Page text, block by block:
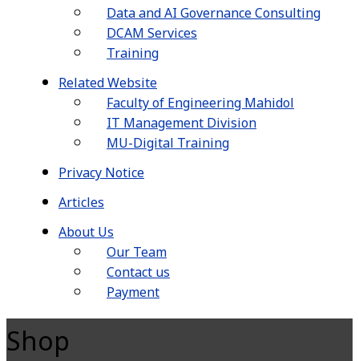
Data and AI Governance Consulting
DCAM Services
Training
Related Website
Faculty of Engineering Mahidol
IT Management Division
MU-Digital Training
Privacy Notice
Articles
About Us
Our Team
Contact us
Payment
Shop